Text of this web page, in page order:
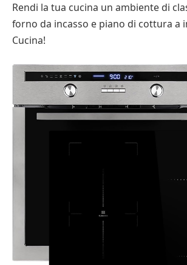
Rendi la tua cucina un ambiente di
forno da incasso e piano di cottura a
Cucina!